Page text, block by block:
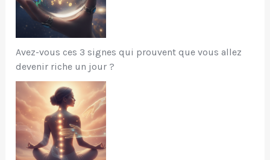
Avez-vous ces 3 signes qui prouvent que vous allez
devenir riche un jour ?